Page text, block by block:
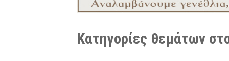
Κατηγορίες θεμάτων